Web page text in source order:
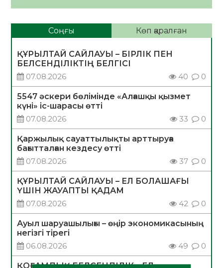
Соңғы Көп қаралған
ҚҰРЫЛТАЙ САЙЛАУЫ – БІРЛІК ПЕН
БЕЛСЕНДІЛІКТІҢ БЕЛГІСІ
07.08.2026
40 0
5547 әскери бөлімінде «Алғашқы қызмет
күні» іс-шарасы өтті
07.08.2026
33 0
Қаржылық сауаттылықты арттыруға
бағытталған кездесу өтті
07.08.2026
37 0
ҚҰРЫЛТАЙ САЙЛАУЫ – ЕЛ БОЛАШАҒЫ
ҮШІН ЖАУАПТЫ ҚАДАМ
07.08.2026
42 0
Ауыл шаруашылығы – өңір экономикасының
негізгі тірегі
06.08.2026
49 0
ҚОҒАМДЫҚ БЕЛСЕНДІЛІК – ЕЛ